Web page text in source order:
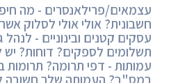
עצמאים/פרילאנסרים - מה
חשבונית? אולי אולי לסלוק
עסקים קטנים ובינוניים -
תשלומים לספקים? דוחות? יש
עמותות - דפי תרומה? תרומות
במס"ב? העמותה שלך חשובה